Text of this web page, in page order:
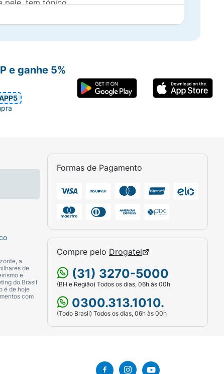
pele, tem tónico.
portanto, o ranço. Teor de ácido palmítico
foi desenvolvido para peles
com diabetes.
diabéticas e não diabéticas.
e DESCAMAÇÃO. Sua fórmula
diminuir a fragilidade cutânea e
a área de aplicação suavemente
por pessoas diabéticas e não diabéticas.
a
de
e
do Brasil
é de hoje
com
Formas de Pagamento
Compre pelo Drogatel
(31) 3270-5000
(BH e Região) Todos os dias, 06h às 00h
0300.313.1010.
(Todo Brasil) Todos os dias, 06h às 00h
e ganhe 5%